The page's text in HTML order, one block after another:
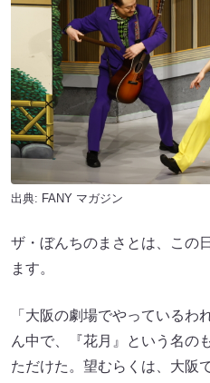
出典: FANY マガジン
ザ・ぼんちのまさとは、この
ます。
「大阪の劇場でやっているわ
ん中で、『花月』という名の
ただけた。望むらくは、大阪